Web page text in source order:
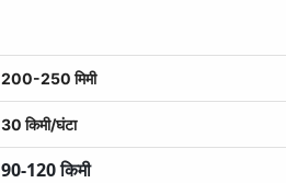
200-250 मिमी
30 किमी/घंटा
90-120 किमी